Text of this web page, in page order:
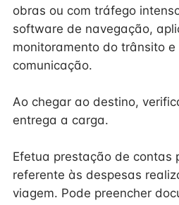
obras ou com tráfego
software de navegação,
monitoramento do trânsito
comunicação.
Ao chegar ao destino,
entrega a carga.
Efetua prestação de contas
referente às despesas
viagem. Pode preencher